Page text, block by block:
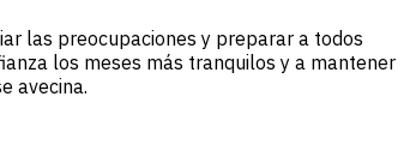
las preocupaciones y preparar a todos
los meses más tranquilos y a mantener
avecina.